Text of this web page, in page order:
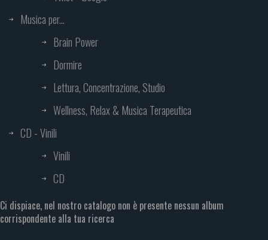
Musica per...
Brain Power
Dormire
Lettura, Concentrazione, Studio
Wellness, Relax & Musica Terapeutica
CD - Vinili
Vinili
CD
Ci dispiace, nel nostro catalogo non è presente nessun album
corrispondente alla tua ricerca